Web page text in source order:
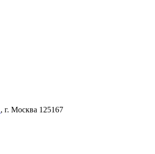
, г. Москва 125167